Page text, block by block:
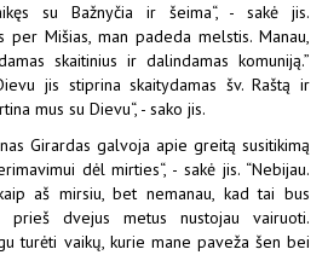
su Bažnyčia ir šeima“, - sakė jis.
per Mišias, man padeda melstis. Manau,
skaitinius ir dalindamas komuniją.”
jis stiprina skaitydamas šv. Raštą ir
mus su Dievu“, - sako jis.
Girardas galvoja apie greitą susitikimą
dėl mirties“, - sakė jis. “Nebijau.
aš mirsiu, bet nemanau, kad tai bus
prieš dvejus metus nustojau vairuoti.
turėti vaikų, kurie mane paveža šen bei